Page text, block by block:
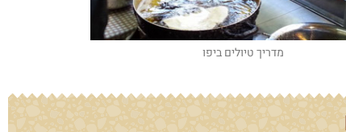
מדריך טיולים ביפו